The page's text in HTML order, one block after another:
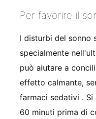
Per favorire il
I disturbi del sonno
specialmente
può aiutare a
effetto calmante,
farmaci sedativi .
60 minuti prima di